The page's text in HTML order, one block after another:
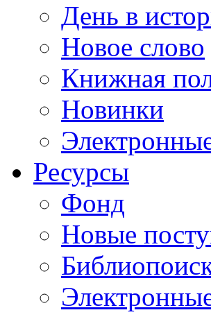
День в
Новое слово
Книжная
Новинки
Ресурсы
Фонд
Новые